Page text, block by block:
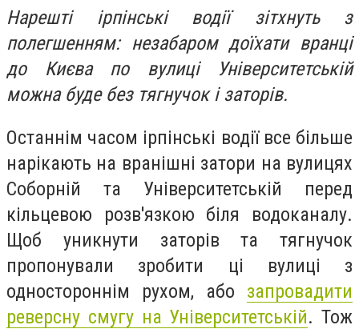
Нарешті ірпінські водії зітхнуть з
полегшенням: незабаром доїхати вранці
до Києва по вулиці Університетській
можна буде без тягнучок і заторів.
Останнім часом ірпінські водії все більше
нарікають на вранішні затори на вулицях
Соборній та Університетській перед
кільцевою розв'язкою біля водоканалу.
Щоб уникнути заторів та тягнучок
пропонували зробити ці вулиці з
одностороннім рухом, або запровадити
реверсну смугу на Університетській. Тож